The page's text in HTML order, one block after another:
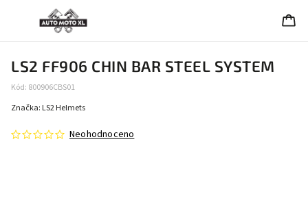
LS2 FF906 CHIN BAR STEEL SYSTEM
Kód: 800906CBS01
Neohodnoceno
Značka: LS2 Helmets